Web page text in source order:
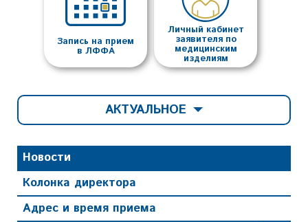
Запись на прием
в ЛФФА
Личный кабинет
заявителя по
медицинским
изделиям
Новости
Колонка директора
Адрес и время приема
АКТУАЛЬНОЕ